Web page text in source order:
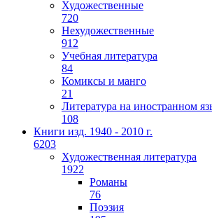
Художественные
720
Нехудожественные
912
Учебная литература
84
Комиксы и манго
21
Литература на иностранном
108
Книги изд. 1940 - 2010 г.
6203
Художественная литература
1922
Романы
76
Поэзия